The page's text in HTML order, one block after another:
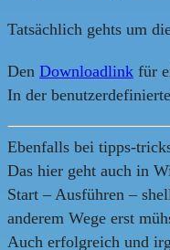
Tatsächlich gehts um
Den Downloadlink für
In der
Ebenfalls bei tipps-
Das hier geht auch in
Start – Ausführen –
anderem Wege erst
Auch erfolgreich und